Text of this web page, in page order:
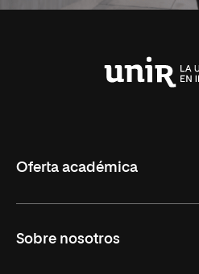
Oferta académica
Maestrías
Sobre nosotros